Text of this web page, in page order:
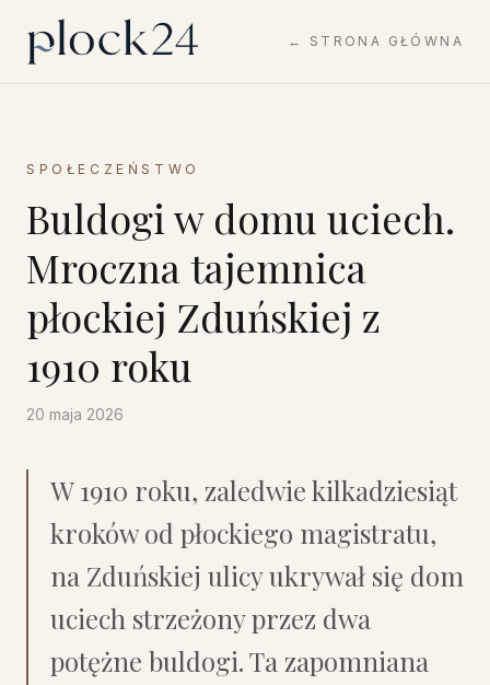
← STRONA GŁÓWNA
SPOŁECZEŃSTWO
Buldogi w domu uciech.
Mroczna tajemnica
płockiej Zduńskiej z
1910 roku
20 maja 2026
W 1910 roku, zaledwie kilkadziesiąt
kroków od płockiego magistratu,
na Zduńskiej ulicy ukrywał się dom
uciech strzeżony przez dwa
potężne buldogi. Ta zapomniana